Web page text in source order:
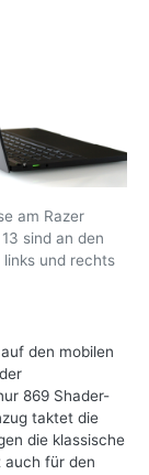
am Razer
sind an den
links und rechts
den mobilen
869 Shader-
taktet die
die klassische
auch für den